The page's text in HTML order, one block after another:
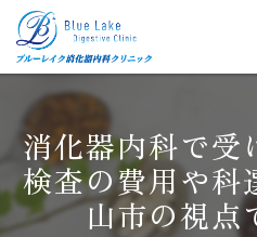
消化器内科で受
検査の費用や科
山市の視点